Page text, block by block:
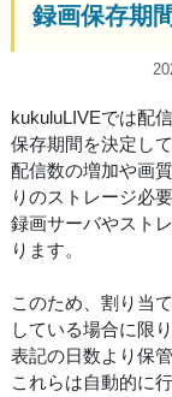
録画保存期
kukuluLIVEでは配
保存期間を決定して
配信数の増加や画
りのストレージ必
録画サーバやスト
ります。
このため、割り当
している場合に限り
表記の日数より保
これらは自動的に